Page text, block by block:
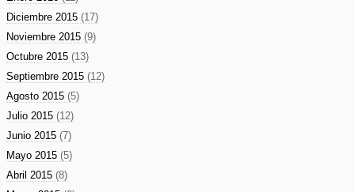
Diciembre 2015 (17)
Noviembre 2015 (9)
Octubre 2015 (13)
Septiembre 2015 (12)
Agosto 2015 (5)
Julio 2015 (12)
Junio 2015 (7)
Mayo 2015 (5)
Abril 2015 (8)